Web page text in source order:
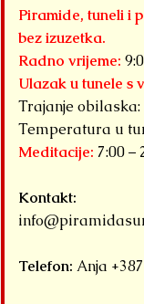
Piramide, tuneli i
bez izuzetka.
Radno vrijeme:
Ulazak u tunele s
Trajanje
Temperatura u
Meditacije: 7:00 –
Kontakt:
Telefon: Anja